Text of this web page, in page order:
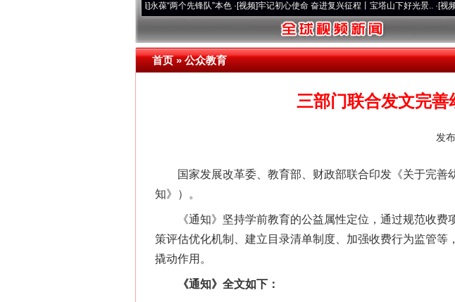
永葆“两个先锋队”本色·[视频]牢记初心使命 奋进复兴征程丨宝塔山下好光景..·[视频]因党而
首页»公众教育
三部门联合发文完
发
国家发展改革委、教育部、财政部联合印发《关于完善
知》）。
《通知》坚持学前教育的公益属性定位，通过规范收费
策评估优化机制、建立目录清单制度、加强收费行为监管等
撬动作用。
《通知》全文如下：